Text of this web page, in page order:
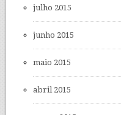
julho 2015
junho 2015
maio 2015
abril 2015